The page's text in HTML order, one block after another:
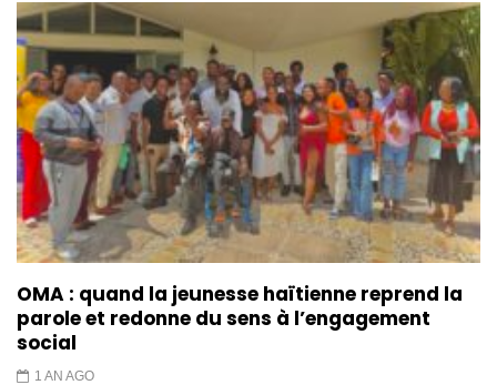
OMA : quand la jeunesse haïtienne reprend la
parole et redonne du sens à l’engagement
social
1 AN AGO